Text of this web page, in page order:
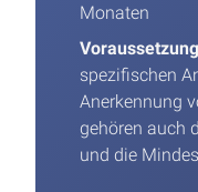
Monaten
spezifischen
Anerkennung
gehören auch
und die